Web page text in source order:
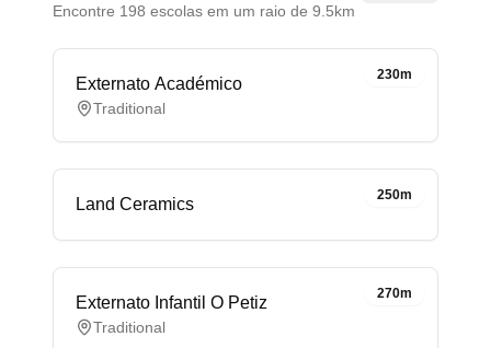
Encontre 198 escolas em um raio de 9.5km
230m
Externato Académico
Traditional
250m
Land Ceramics
270m
Externato Infantil O Petiz
Traditional